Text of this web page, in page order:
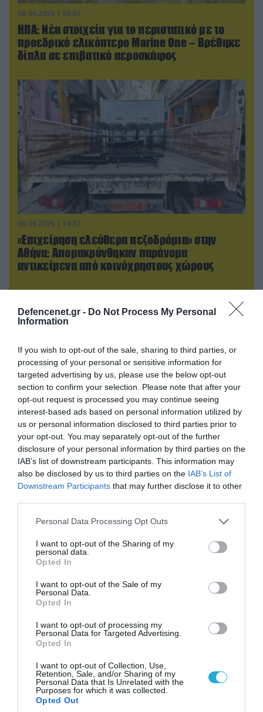
Defencenet.gr - Do Not Process My Personal
Information
If you wish to opt-out of the sale, sharing to third parties, or
processing of your personal or sensitive information for
targeted advertising by us, please use the below opt-out
section to confirm your selection. Please note that after your
opt-out request is processed you may continue seeing
interest-based ads based on personal information utilized by
us or personal information disclosed to third parties prior to
your opt-out. You may separately opt-out of the further
disclosure of your personal information by third parties on the
IAB’s list of downstream participants. This information may
also be disclosed by us to third parties on the IAB’s List of
Downstream Participants that may further disclose it to other
Please note that this website/app uses one or more Google
not limited to your visit or usage behaviour. You may click to
grant or deny consent to Google and its third-party tags to
use your data for below specified purposes in below Google
consent section.
Personal Data Processing Opt Outs
I want to opt-out of the Sharing of my
personal data.
Opted In
I want to opt-out of the Sale of my
Personal Data.
Opted In
I want to opt-out of processing my
Personal Data for Targeted Advertising.
Opted In
I want to opt-out of Collection, Use,
Retention, Sale, and/or Sharing of my
Personal Data that Is Unrelated with the
Purposes for which it was collected.
Opted Out
06.08.2026 | 09:02
ΗΠΑ: Nέα στοιχεία για το περιστατικό με το
προεδρικό ελικόπτερο Marine One – Βρέθηκε
δίπλα σε επιβατικό αεροσκάφος
06.08.2026 | 14:02
«Επιχείρηση ελεύθερα πεζοδρόμια» στην
Αθήνα: Απομακρύνθηκαν παράνομα
αντικείμενα από κοινόχρηστους χώρους
06.08.2026 | 10:02
Ανησυχία στην Δύση: H Ρωσία εξοπλίζει τα Su-
57 με νέους πυραύλους που «κυνηγούν» τον
στόχο μέσα από παρεμβολές!
ΠΟΛΙΤΙΚΗ
06.08.2026 | 14:02
«Επιχείρηση ελεύθερα πεζοδρόμια» στην